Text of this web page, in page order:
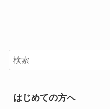
はじめての方へ